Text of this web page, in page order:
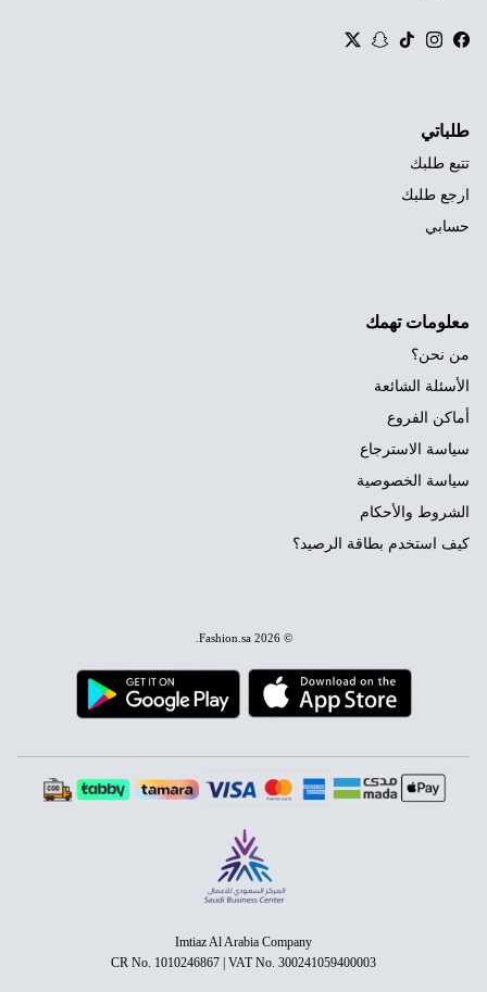
Facebook
Instagram
TikTok
Snapchat
Twitter
طلباتي
تتبع طلبك
ارجع طلبك
حسابي
معلومات تهمك
من نحن؟
الأسئلة الشائعة
أماكن الفروع
سياسة الاسترجاع
سياسة الخصوصية
الشروط والأحكام
كيف استخدم بطاقة الرصيد؟
© 2026
Fashion.sa
Imtiaz Al Arabia Company
CR No. 1010246867 | VAT No. 300241059400003